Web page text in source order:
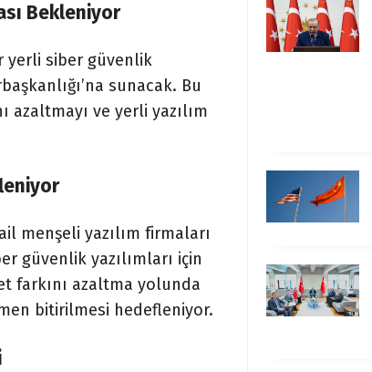
Bekleniyor
yerli siber güvenlik
sunacak. Bu
azaltmayı ve yerli yazılım
menşeli yazılım firmaları
güvenlik yazılımları için
farkını azaltma yolunda
bitirilmesi hedefleniyor.